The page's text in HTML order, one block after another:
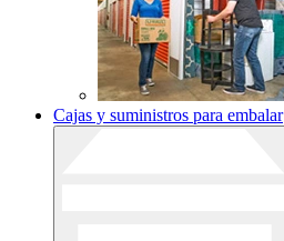
Cajas y suministros para embalar